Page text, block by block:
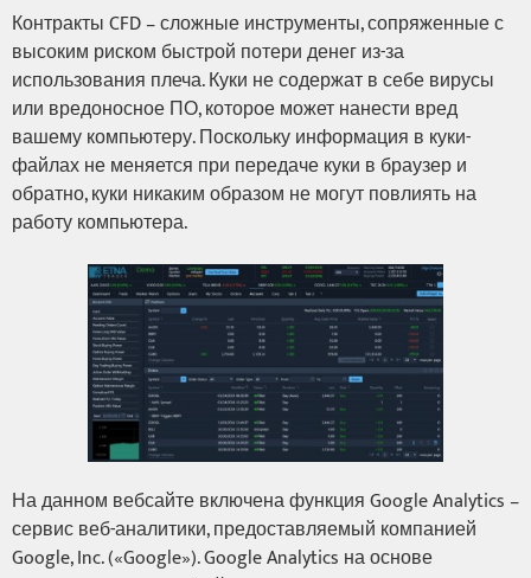
Контракты CFD – сложные инструменты, сопряженные с
высоким риском быстрой потери денег из-за
использования плеча. Куки не содержат в себе вирусы
или вредоносное ПО, которое может нанести вред
вашему компьютеру. Поскольку информация в куки-
файлах не меняется при передаче куки в браузер и
обратно, куки никаким образом не могут повлиять на
работу компьютера.
На данном вебсайте включена функция Google Analytics –
сервис веб-аналитики, предоставляемый компанией
Google, Inc. («Google»). Google Analytics на основе